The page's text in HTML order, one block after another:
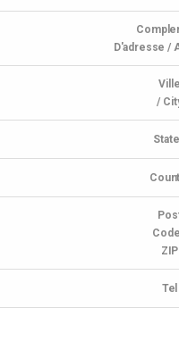
D'adresse /
/
ZIP
Tel